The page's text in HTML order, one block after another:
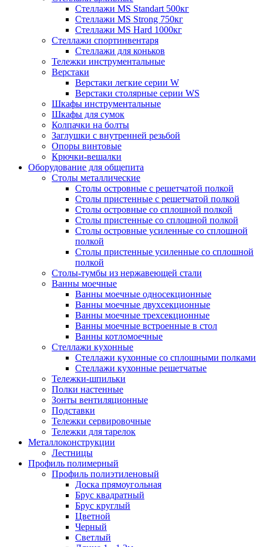
Стеллажи MS Standart 500кг
Стеллажи MS Strong 750кг
Стеллажи MS Hard 1000кг
Стеллажи спортинвентаря
Стеллажи для коньков
Тележки инструментальные
Верстаки
Верстаки легкие серии W
Верстаки столярные серии WS
Шкафы инструментальные
Шкафы для сумок
Колпачки на болты
Заглушки с внутренней резьбой
Опоры винтовые
Крючки-вешалки
Оборудование для общепита
Столы металлические
Столы островные с решетчатой полкой
Столы пристенные с решетчатой полкой
Столы островные со сплошной полкой
Столы пристенные со сплошной полкой
Столы островные усиленные со сплошной
полкой
Столы пристенные усиленные со сплошной
полкой
Столы-тумбы из нержавеющей стали
Ванны моечные
Ванны моечные односекционные
Ванны моечные двухсекционные
Ванны моечные трехсекционные
Ванны моечные встроенные в стол
Ванны котломоечные
Стеллажи кухонные
Стеллажи кухонные со сплошными полками
Стеллажи кухонные решетчатые
Тележки-шпильки
Полки настенные
Зонты вентиляционные
Подставки
Тележки сервировочные
Тележки для тарелок
Металлоконструкции
Лестницы
Профиль полимерный
Профиль полиэтиленовый
Доска прямоугольная
Брус квадратный
Брус круглый
Цветной
Черный
Светлый